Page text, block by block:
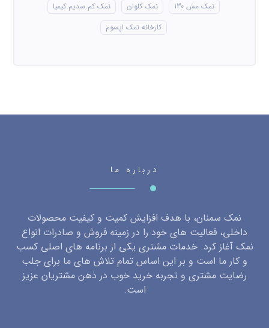
نمک مش 130
نمک کلوان
نمک کم سدیم کیمیا
کارخانه نمک اپسوم
درباره ما
نمک سمنان، با هدف افزایش کمیت و کیفیت محصولات
داخلی، فعالیت های خود را در زمینه فروش و صادرات انواع
نمک آغاز کرد. خدمات مشتری یکی از برنامه های اصلی کسب
و کار ما است و بر این اساس تمام تلاش های ما برای جلب
رضایت مشتری و تجربه خرید خوب در ذهن مشتریان عزیز
است.